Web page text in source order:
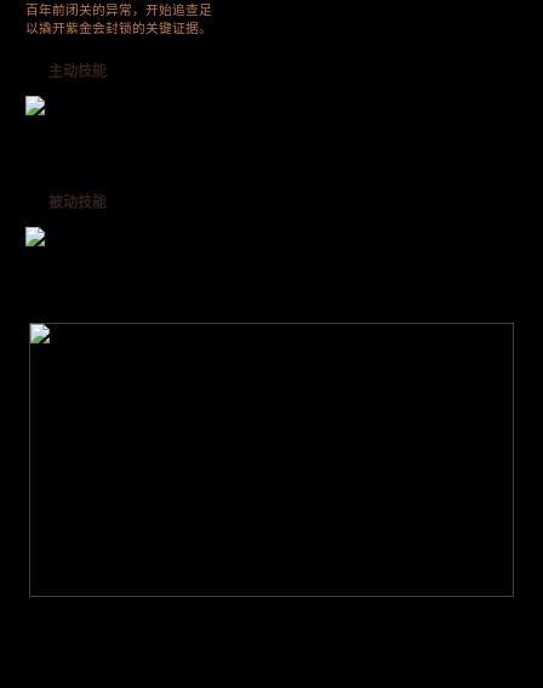
百年前闭关的异常，开始追查足
以撬开紫金会封锁的关键证据。
主动技能
被动技能